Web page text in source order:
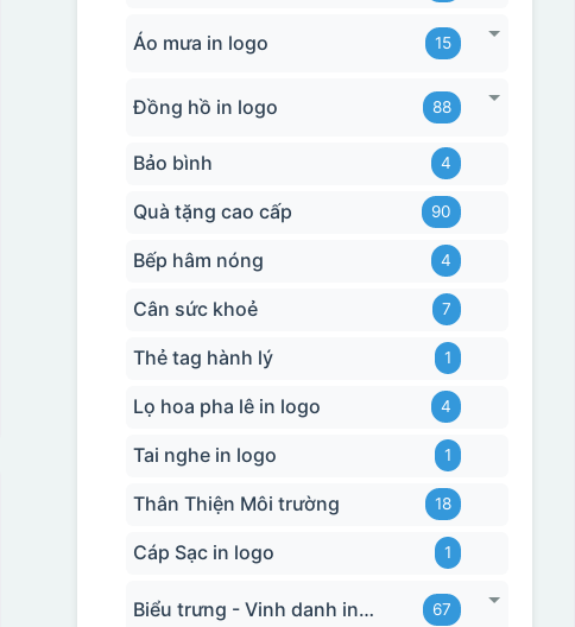
Áo mưa in logo 15
Đồng hồ in logo 88
Bảo bình 4
Quà tặng cao cấp 90
Bếp hâm nóng 4
Cân sức khoẻ 7
Thẻ tag hành lý 1
Lọ hoa pha lê in logo 4
Tai nghe in logo 1
Thân Thiện Môi trường 18
Cáp Sạc in logo 1
Biểu trưng - Vinh danh in logo 67